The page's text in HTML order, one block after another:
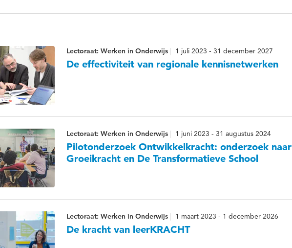
Lectoraat: Werken in Onderwijs 1 juli 2023 - 31 december 2027
De effectiviteit van regionale kennisnetwerken
Lectoraat: Werken in Onderwijs 1 juni 2023 - 31 augustus 2024
Pilotonderzoek Ontwikkelkracht: onderzoek naar
Groeikracht en De Transformatieve School
Lectoraat: Werken in Onderwijs 1 maart 2023 - 1 december 2026
De kracht van leerKRACHT